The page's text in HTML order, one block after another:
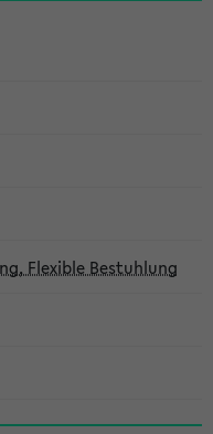
Flexible Bestuhlung